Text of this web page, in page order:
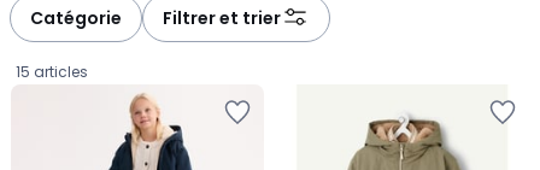
Catégorie Filtrer et trier
15 articles